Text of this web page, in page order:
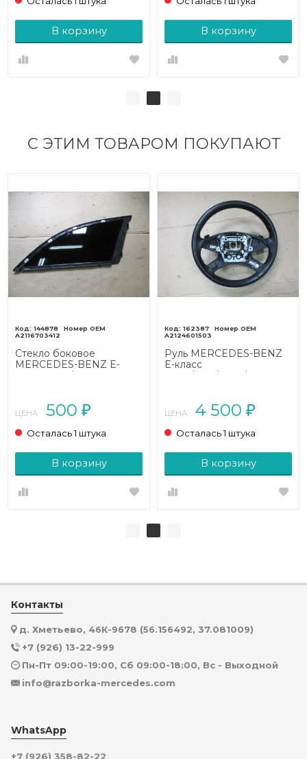
В корзину В корзину
С ЭТИМ ТОВАРОМ ПОКУПАЮТ
144878
A2116703412
Стекло боковое
MERCEDES-BENZ E-
класс W211/S211 (2002 -
ЦЕНА: 500 ₽
Осталась 1 штука
В корзину
162387
A2124601503
Руль MERCEDES-BENZ
E-класс
W212/S212/C207/A207
ЦЕНА: 4 500 ₽
Осталась 1 штука
В корзину
Контакты
д. Хметьево, 46К-9678 (56.156492, 37.081009)
+7 (926) 13-22-999
Пн-Пт 09:00-19:00, Сб 09:00-18:00, Вс - Выходной
info@razborka-mercedes.com
WhatsApp
+7 (926) 358-82-22